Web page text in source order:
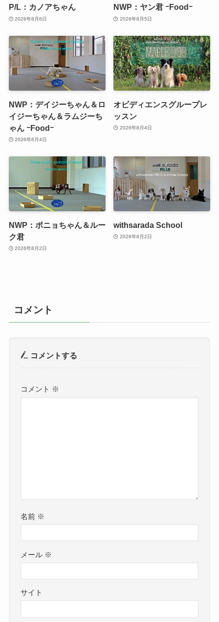
P/L：カノアちゃん
2026年8月6日
NWP：ヤン君 ｰFoodｰ
2026年8月5日
NWP：デイジーちゃん＆ロ
イジーちゃん＆ラムジーち
ゃん ｰFoodｰ
2026年8月4日
オビディエンスグループレ
ッスン
2026年8月4日
NWP：ポニョちゃん＆ルー
ク君
2026年8月2日
withsarada School
2026年8月2日
コメント
コメントする
コメント ※
名前 ※
メール ※
サイト